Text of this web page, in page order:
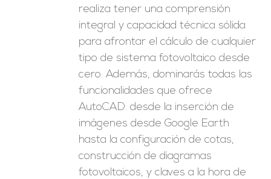
realiza tener una comprensión
integral y capacidad técnica sólida
para afrontar el cálculo de cualquier
tipo de sistema fotovoltaico desde
cero. Además, dominarás todas las
funcionalidades que ofrece
AutoCAD: desde la inserción de
imágenes desde Google Earth
hasta la configuración de cotas,
construcción de diagramas
fotovoltaicos, y claves a la hora de